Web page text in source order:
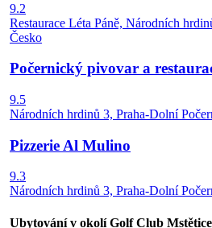
9.2
Restaurace Léta Páně, Národních
Česko
Počernický pivovar a
9.5
Národních hrdinů 3, Praha-Dolní
Pizzerie Al Mulino
9.3
Národních hrdinů 3, Praha-Dolní
Ubytování v okolí Golf Club Mstětice